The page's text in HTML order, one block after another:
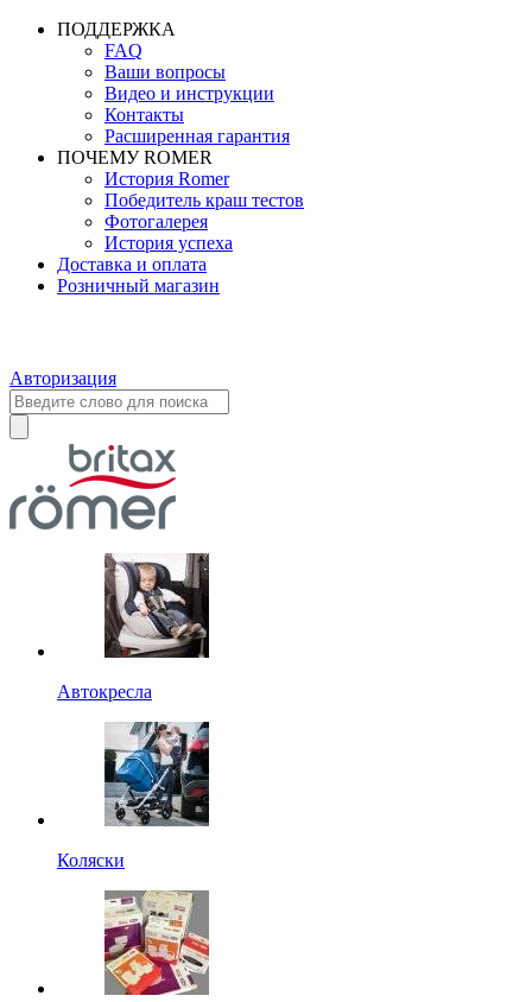
ПОДДЕРЖКА
FAQ
Ваши вопросы
Видео и инструкции
Контакты
Расширенная гарантия
ПОЧЕМУ ROMER
История Romer
Победитель краш тестов
Фотогалерея
История успеха
Доставка и оплата
Розничный магазин
Авторизация
Автокресла
Коляски